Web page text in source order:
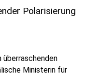
Polarisierung
überraschenden
Ministerin für